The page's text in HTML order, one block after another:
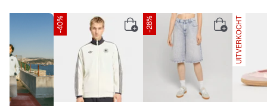
Klassiek wit dat overal bij past
Korte mouwen voor warme dagen
-40% -28% UITVERKOCHT